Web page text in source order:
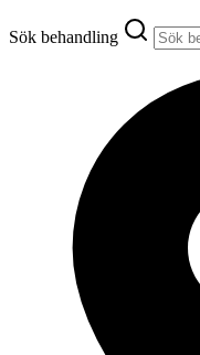
Sök behandling